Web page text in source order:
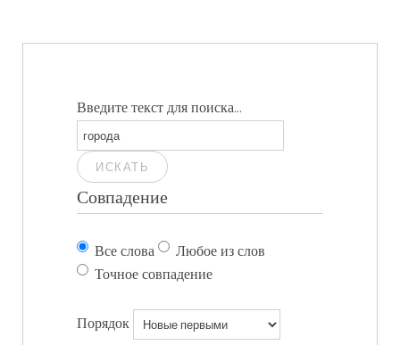
Введите текст для поиска...
ИСКАТЬ
Совпадение
Все слова
Любое из слов
Точное совпадение
Порядок